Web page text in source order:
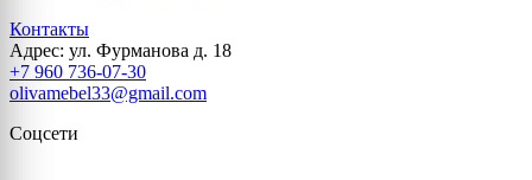
Контакты
Адрес: ул. Фурманова д. 18
+7 960 736-07-30
olivamebel33@gmail.com
Соцсети